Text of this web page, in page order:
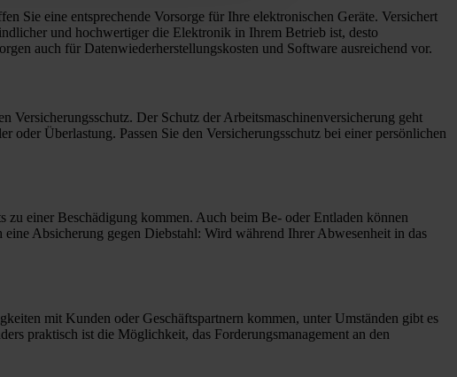
Sie eine entsprechende Vorsorge für Ihre elektronischen Geräte. Versichert
und hochwertiger die Elektronik in Ihrem Betrieb ist, desto
auch für Datenwiederherstellungskosten und Software ausreichend vor.
Der Schutz der Arbeitsmaschinenversicherung geht
Überlastung. Passen Sie den Versicherungsschutz bei einer persönlichen
zu einer Beschädigung kommen. Auch beim Be- oder Entladen können
Absicherung gegen Diebstahl: Wird während Ihrer Abwesenheit in das
mit Kunden oder Geschäftspartnern kommen, unter Umständen gibt es
praktisch ist die Möglichkeit, das Forderungsmanagement an den